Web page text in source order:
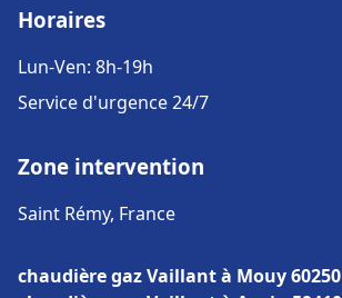
Horaires
Lun-Ven: 8h-19h
Service d'urgence 24/7
Zone intervention
Saint Rémy, France
chaudière gaz Vaillant à Mouy 60250